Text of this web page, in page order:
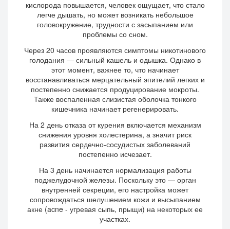
кислорода повышается, человек ощущает, что стало
легче дышать, но может возникать небольшое
головокружение, трудности с засыпанием или
проблемы со сном.
Через 20 часов проявляются симптомы никотинового
голодания — сильный кашель и одышка. Однако в
этот момент, важнее то, что начинает
восстанавливаться мерцательный эпителий легких и
постепенно снижается продуцирование мокроты.
Также воспаленная слизистая оболочка тонкого
кишечника начинает регенерировать.
На 2 день отказа от курения включается механизм
снижения уровня холестерина, а значит риск
развития сердечно-сосудистых заболеваний
постепенно исчезает.
На 3 день начинается нормализация работы
поджелудочной железы. Поскольку это — орган
внутренней секреции, его настройка может
сопровождаться шелушением кожи и высыпанием
акне (acne - угревая сыпь, прыщи) на некоторых ее
участках.